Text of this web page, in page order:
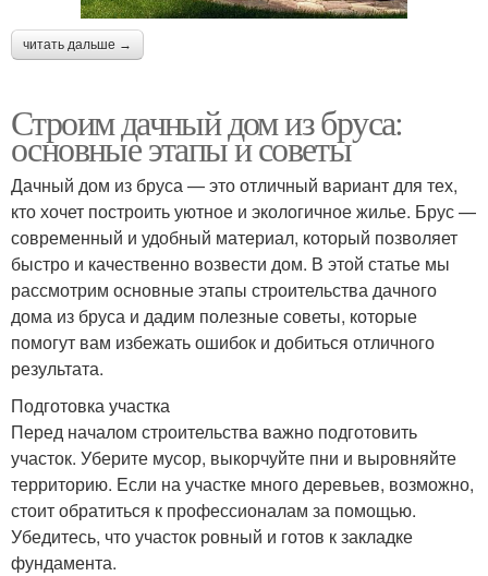
читать дальше →
Строим дачный дом из бруса:
основные этапы и советы
Дачный дом из бруса — это отличный вариант для тех,
кто хочет построить уютное и экологичное жилье. Брус —
современный и удобный материал, который позволяет
быстро и качественно возвести дом. В этой статье мы
рассмотрим основные этапы строительства дачного
дома из бруса и дадим полезные советы, которые
помогут вам избежать ошибок и добиться отличного
результата.
Подготовка участка
Перед началом строительства важно подготовить
участок. Уберите мусор, выкорчуйте пни и выровняйте
территорию. Если на участке много деревьев, возможно,
стоит обратиться к профессионалам за помощью.
Убедитесь, что участок ровный и готов к закладке
фундамента.